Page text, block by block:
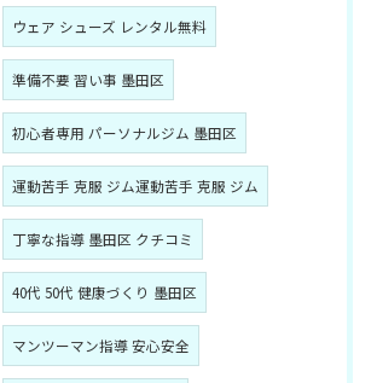
ウェア シューズ レンタル無料
準備不要 習い事 墨田区
初心者専用 パーソナルジム 墨田区
運動苦手 克服 ジム運動苦手 克服 ジム
丁寧な指導 墨田区 クチコミ
40代 50代 健康づくり 墨田区
マンツーマン指導 安心安全